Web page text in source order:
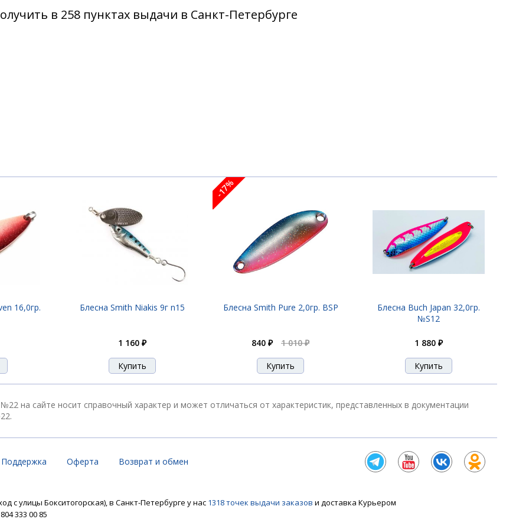
№01
№03
910 ₽
№06 910 ₽
в 258 пунктах выдачи в Санкт-Петербурге
16,0гр.
Блесна Smith Niakis 9г n15
1 160 ₽
-17%
Блесна Smith Pure 2,0гр. BSP
840 ₽ 1 010 ₽
Блесна Buch Japan 32,0гр.
№S12
1 880 ₽
на сайте носит справочный характер и может отличаться от характеристик, представленных в документации
Поддержка Оферта Возврат и обмен
с улицы Бокситогорская), в Санкт-Петербурге у нас 1318 точек выдачи заказов и доставка Курьером
333 00 85